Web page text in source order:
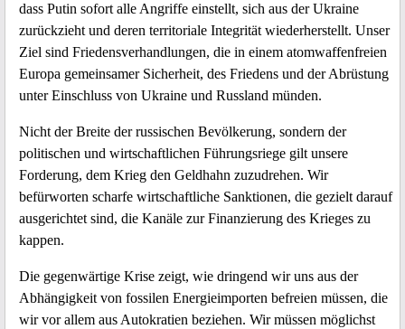
dass Putin sofort alle Angriffe einstellt, sich aus der Ukraine
zurückzieht und deren territoriale Integrität wiederherstellt. Unser
Ziel sind Friedensverhandlungen, die in einem atomwaffenfreien
Europa gemeinsamer Sicherheit, des Friedens und der Abrüstung
unter Einschluss von Ukraine und Russland münden.
Nicht der Breite der russischen Bevölkerung, sondern der
politischen und wirtschaftlichen Führungsriege gilt unsere
Forderung, dem Krieg den Geldhahn zuzudrehen. Wir
befürworten scharfe wirtschaftliche Sanktionen, die gezielt darauf
ausgerichtet sind, die Kanäle zur Finanzierung des Krieges zu
kappen.
Die gegenwärtige Krise zeigt, wie dringend wir uns aus der
Abhängigkeit von fossilen Energieimporten befreien müssen, die
wir vor allem aus Autokratien beziehen. Wir müssen möglichst